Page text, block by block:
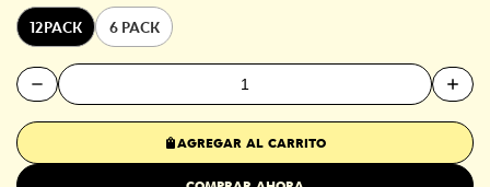
12PACK 6 PACK
AGREGAR AL CARRITO